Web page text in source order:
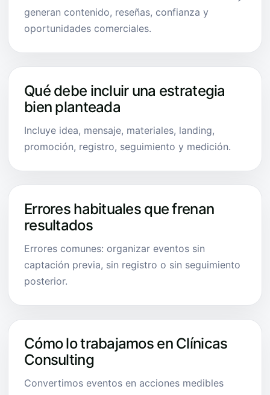
generan contenido, reseñas, confianza y
oportunidades comerciales.
Qué debe incluir una estrategia
bien planteada
Incluye idea, mensaje, materiales, landing,
promoción, registro, seguimiento y medición.
Errores habituales que frenan
resultados
Errores comunes: organizar eventos sin
captación previa, sin registro o sin seguimiento
posterior.
Cómo lo trabajamos en Clínicas
Consulting
Convertimos eventos en acciones medibles